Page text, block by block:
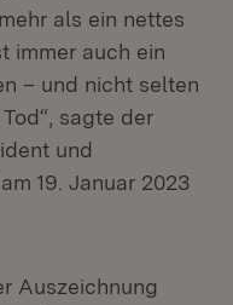
als ein nettes
immer auch ein
– und nicht selten
sagte der
und
19. Januar 2023
Auszeichnung